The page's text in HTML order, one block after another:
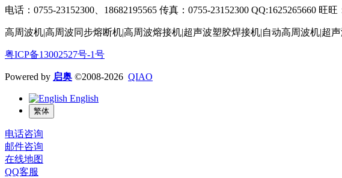
电话：0755-23152300、18682195565 传真：0755-23152300 QQ:1625265660 旺旺
高周波机|高周波同步熔断机|高周波熔接机|超声波塑胶焊接机|自动高周波机|超
粤ICP备13002527号-1号
Powered by 启奥 ©2008-2026 QIAO
English
繁体
电话咨询
邮件咨询
在线地图
QQ客服